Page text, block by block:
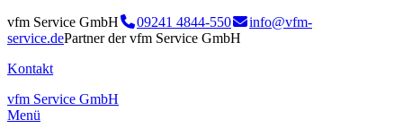
vfm Service GmbH 09241 4844-550
info@vfm-
service.dePartner der vfm Service GmbH
Kontakt
vfm Service GmbH
Menü